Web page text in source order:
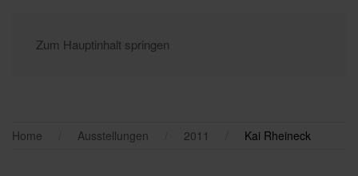
Zum Hauptinhalt springen
Home Ausstellungen 2011 Kai Rheineck